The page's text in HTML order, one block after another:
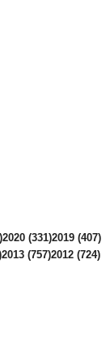
2020 (331)2019 (407)
2013 (757)2012 (724)